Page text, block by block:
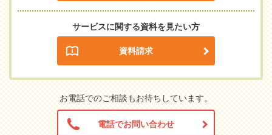
サービスに関する資料を見たい方
資料請求
お電話でのご相談もお待ちしています。
電話でお問い合わせ